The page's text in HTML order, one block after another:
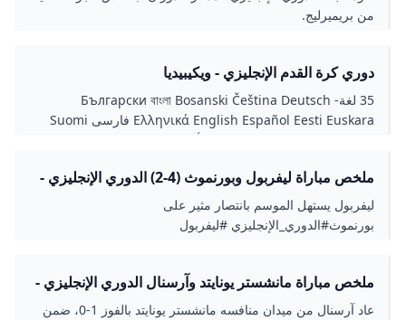
من بريميرليج.
دوري كرة القدم الإنجليزي - ويكيبيديا
35 لغة- Български বাংলা Bosanski Čeština Deutsch
Ελληνικά English Español Eesti Euskara فارسی Suomi
Română Русский Simple English Slovenčina Српски /
srpski Svenska ไทย Türkçe Українська Tiếng Việt 中文
عدل الوصلاتعدلعدلعدلعدلعدل
ملخص مباراة ليفربول وبورنموث (4-2) الدوري الإنجليزي -
الجولة 1 - YOUTUBE
ليفربول يستهل الموسم بانتصار مثير على
بورنموث#الدوري_الإنجليزي #ليفربول
ملخص مباراة مانشستر يونايتد وآرسنال الدوري الإنجليزي -
الجولة 1 - YOUTUBE
عاد آرسنال من ميدان منافسه مانشستر يونايتد بالفوز 1-0، ضمن